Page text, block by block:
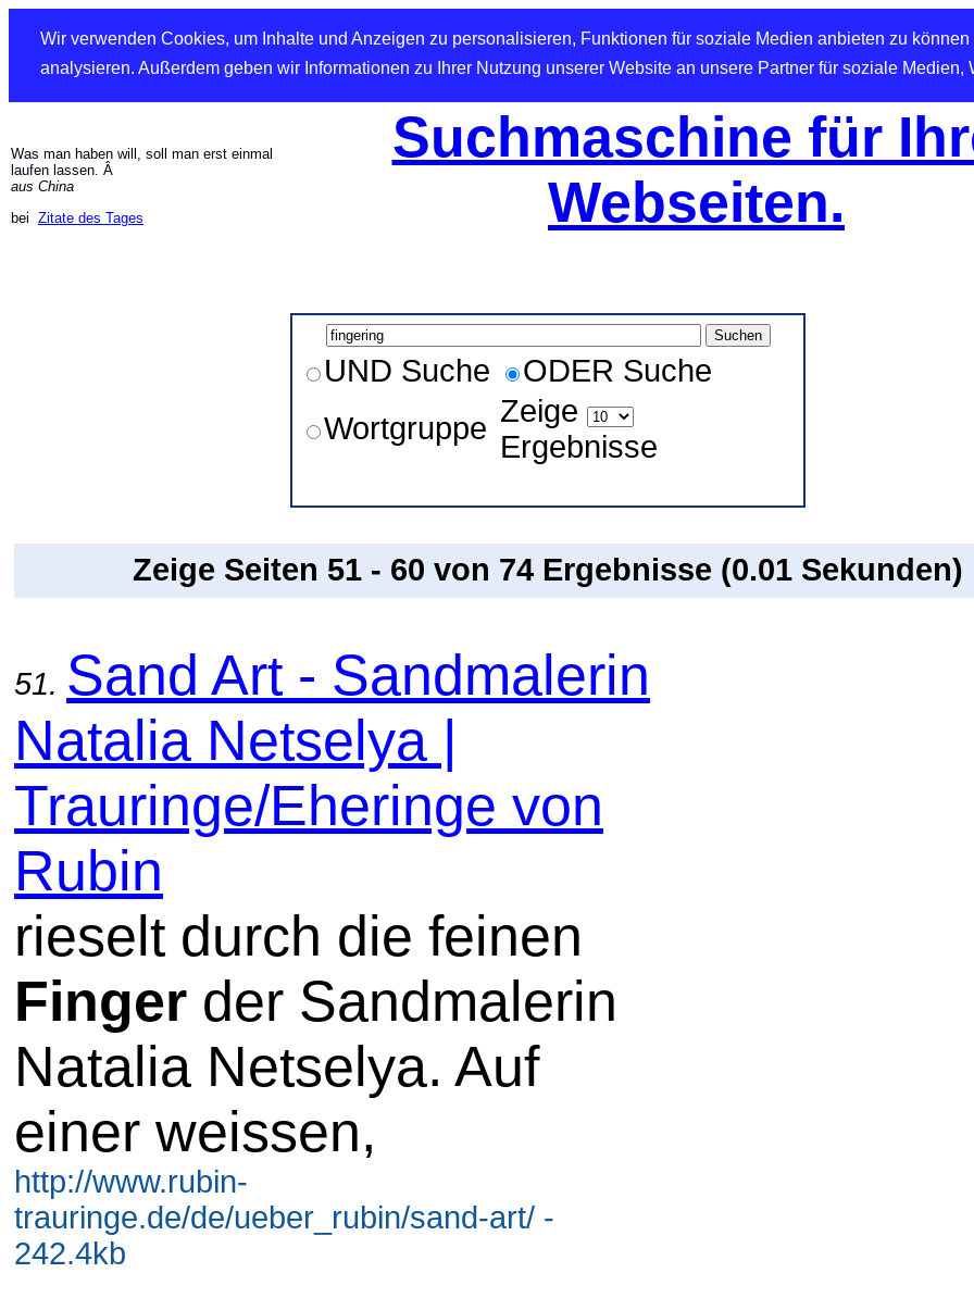
Wir verwenden Cookies, um Inhalte und Anzeigen zu personalisieren, Funktionen für soziale Medien anbieten zu
analysieren. Außerdem geben wir Informationen zu Ihrer Nutzung unserer Website an unsere Partner für soziale Medien,
Was man haben will, soll man erst einmal
laufen lassen. Â
aus China
bei Zitate des Tages
Suchmaschine für
Webseiten.
UND Suche
ODER Suche
Wortgruppe Zeige
Ergebnisse
Zeige Seiten 51 - 60 von 74 Ergebnisse (0.01 Sekunden)
51. Sand Art - Sandmalerin
Natalia Netselya |
Trauringe/Eheringe von
Rubin
rieselt durch die feinen
Finger der Sandmalerin
Natalia Netselya. Auf
einer weissen,
http://www.rubin-
trauringe.de/de/ueber_rubin/sand-art/ -
242.4kb